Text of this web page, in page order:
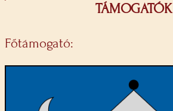
TÁMOGATÓK
Főtámogató: